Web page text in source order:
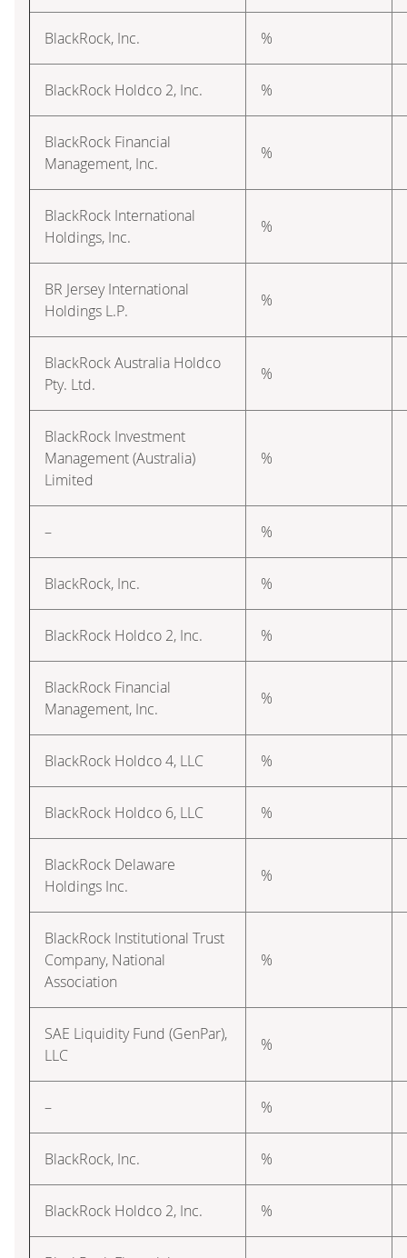
BlackRock, Inc. %
BlackRock Holdco 2, Inc. %
BlackRock Financial
Management, Inc.
%
BlackRock International
Holdings, Inc.
%
BR Jersey International
Holdings L.P.
%
BlackRock Australia Holdco
Pty. Ltd.
%
BlackRock Investment
Management (Australia)
Limited
%
– %
BlackRock, Inc. %
BlackRock Holdco 2, Inc. %
BlackRock Financial
Management, Inc.
%
BlackRock Holdco 4, LLC %
BlackRock Holdco 6, LLC %
BlackRock Delaware
Holdings Inc.
%
BlackRock Institutional Trust
Company, National
Association
%
SAE Liquidity Fund (GenPar),
LLC
%
– %
BlackRock, Inc. %
BlackRock Holdco 2, Inc. %